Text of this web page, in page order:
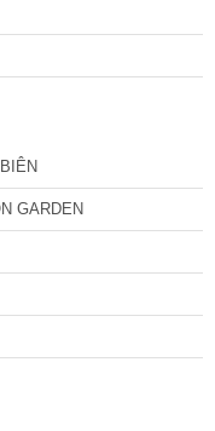
GARDEN